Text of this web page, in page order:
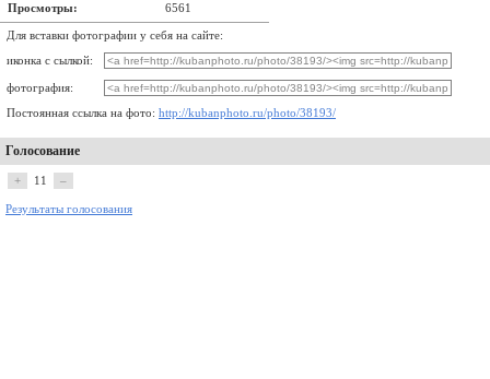
Просмотры: 6561
Для вставки фотографии у себя на сайте:
иконка с сылкой:
фотография:
Постоянная ссылка на фото: http://kubanphoto.ru/photo/38193/
Голосование
+ 11 –
Результаты голосования